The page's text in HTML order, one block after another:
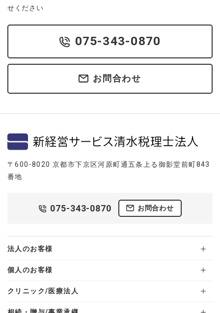
せください
075-343-0870
お問合わせ
〒600-8020 京都市下京区河原町通五条上る御影堂前町843
番地
075-343-0870 お問合わせ
法人のお客様
個人のお客様
クリニック/医療法人